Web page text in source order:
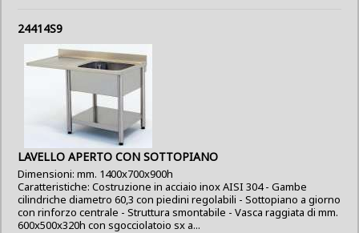
24414S9
LAVELLO APERTO CON SOTTOPIANO
Dimensioni: mm. 1400x700x900h
Caratteristiche: Costruzione in acciaio inox AISI 304 - Gambe
cilindriche diametro 60,3 con piedini regolabili - Sottopiano a giorno
con rinforzo centrale - Struttura smontabile - Vasca raggiata di mm.
600x500x320h con sgocciolatoio sx a...